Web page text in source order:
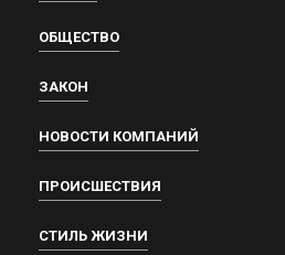
ОБЩЕСТВО
ЗАКОН
НОВОСТИ КОМПАНИЙ
ПРОИСШЕСТВИЯ
СТИЛЬ ЖИЗНИ